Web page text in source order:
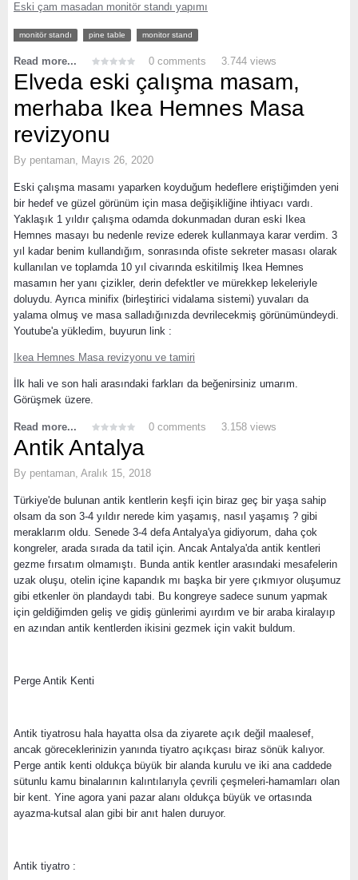
Eski çam masadan monitör standı yapımı
monitör standı pine table monitor stand
Read more... 0 comments 3.744 views
Elveda eski çalışma masam,
merhaba Ikea Hemnes Masa
revizyonu
By pentaman Mayıs 26, 2020
Eski çalışma masamı yaparken koyduğum hedeflere eriştiğimden yeni
bir hedef ve güzel görünüm için masa değişikliğine ihtiyacı vardı.
Yaklaşık 1 yıldır çalışma odamda dokunmadan duran eski Ikea
Hemnes masayı bu nedenle revize ederek kullanmaya karar verdim. 3
yıl kadar benim kullandığım, sonrasında ofiste sekreter masası olarak
kullanılan ve toplamda 10 yıl civarında eskitilmiş Ikea Hemnes
masamın her yanı çizikler, derin defektler ve mürekkep lekeleriyle
doluydu. Ayrıca minifix (birleştirici vidalama sistemi) yuvaları da
yalama olmuş ve masa salladığınızda devrilecekmiş görünümündeydi.
Youtube'a yükledim, buyurun link :
Ikea Hemnes Masa revizyonu ve tamiri
İlk hali ve son hali arasındaki farkları da beğenirsiniz umarım.
Görüşmek üzere.
Read more... 0 comments 3.158 views
Antik Antalya
By pentaman, Aralık 15, 2018
Türkiye'de bulunan antik kentlerin keşfi için biraz geç bir yaşa sahip
olsam da son 3-4 yıldır nerede kim yaşamış, nasıl yaşamış ? gibi
meraklarım oldu. Senede 3-4 defa Antalya'ya gidiyorum, daha çok
kongreler, arada sırada da tatil için. Ancak Antalya'da antik kentleri
gezme fırsatım olmamıştı. Bunda antik kentler arasındaki mesafelerin
uzak oluşu, otelin içine kapandık mı başka bir yere çıkmıyor oluşumuz
gibi etkenler ön plandaydı tabi. Bu kongreye sadece sunum yapmak
için geldiğimden geliş ve gidiş günlerimi ayırdım ve bir araba kiralayıp
en azından antik kentlerden ikisini gezmek için vakit buldum.
Perge Antik Kenti
Antik tiyatrosu hala hayatta olsa da ziyarete açık değil maalesef,
ancak göreceklerinizin yanında tiyatro açıkçası biraz sönük kalıyor.
Perge antik kenti oldukça büyük bir alanda kurulu ve iki ana caddede
sütunlu kamu binalarının kalıntılarıyla çevrili çeşmeleri-hamamları olan
bir kent. Yine agora yani pazar alanı oldukça büyük ve ortasında
ayazma-kutsal alan gibi bir anıt halen duruyor.
Antik tiyatro :